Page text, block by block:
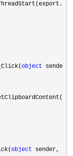
object sende
object sender,